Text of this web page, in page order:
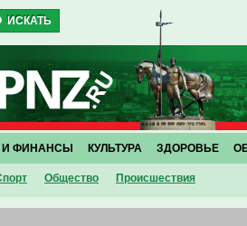
Общество Проиcшествия
И ФИНАНСЫ КУЛЬТУРА ЗДОРОВЬЕ